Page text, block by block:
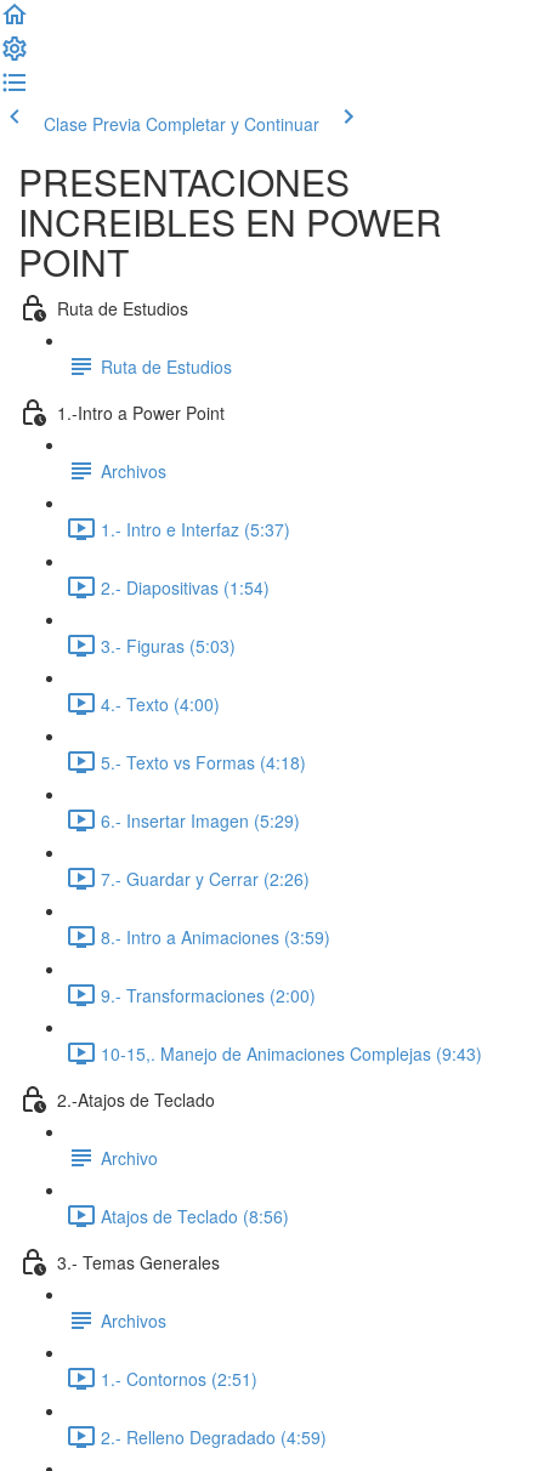
Clase Previa Completar y Continuar
PRESENTACIONES
INCREIBLES EN POWER
POINT
Ruta de Estudios
Ruta de Estudios
1.-Intro a Power Point
Archivos
1.- Intro e Interfaz (5:37)
2.- Diapositivas (1:54)
3.- Figuras (5:03)
4.- Texto (4:00)
5.- Texto vs Formas (4:18)
6.- Insertar Imagen (5:29)
7.- Guardar y Cerrar (2:26)
8.- Intro a Animaciones (3:59)
9.- Transformaciones (2:00)
10-15,. Manejo de Animaciones Complejas (9:43)
2.-Atajos de Teclado
Archivo
Atajos de Teclado (8:56)
3.- Temas Generales
Archivos
1.- Contornos (2:51)
2.- Relleno Degradado (4:59)